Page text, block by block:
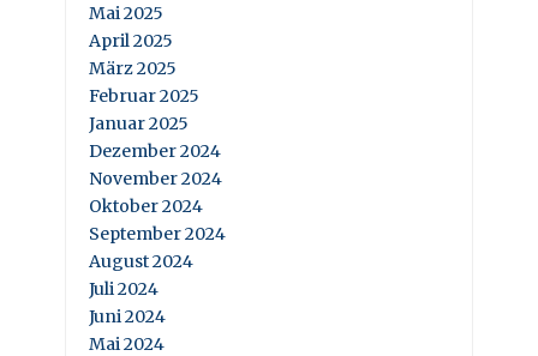
Mai 2025
April 2025
März 2025
Februar 2025
Januar 2025
Dezember 2024
November 2024
Oktober 2024
September 2024
August 2024
Juli 2024
Juni 2024
Mai 2024